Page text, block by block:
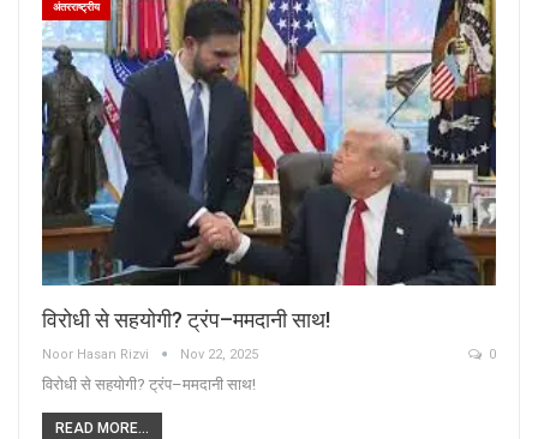
अंतरराष्ट्रीय
विरोधी से सहयोगी? ट्रंप–ममदानी साथ!
Noor Hasan Rizvi Nov 22, 2025 0
विरोधी से सहयोगी? ट्रंप–ममदानी साथ!
READ MORE...